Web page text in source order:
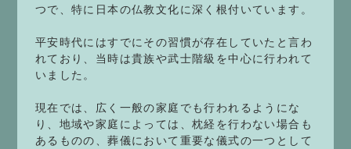
つで、特に日本の仏教文化に深く根付いています。
平安時代にはすでにその習慣が存在していたと言わ
れており、当時は貴族や武士階級を中心に行われて
いました。
現在では、広く一般の家庭でも行われるようにな
り、地域や家庭によっては、枕経を行わない場合も
あるものの、葬儀において重要な儀式の一つとして